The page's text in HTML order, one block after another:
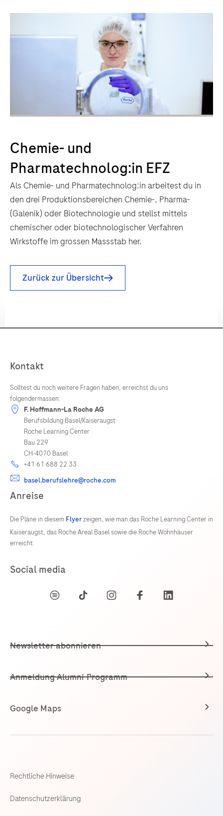
Chemie- und
Pharmatechnolog:in EFZ
Als Chemie- und Pharmatechnolog:in arbeitest du in
den drei Produktionsbereichen Chemie-, Pharma-
(Galenik) oder Biotechnologie und stellst mittels
chemischer oder biotechnologischer Verfahren
Wirkstoffe im grossen Massstab her.
Zurück zur Übersicht
Kontakt
Solltest du noch weitere Fragen haben, erreichst du uns
folgendermassen:
F. Hoffmann-La Roche AG
Berufsbildung Basel/Kaiseraugst
Roche Learning Center
Bau 229
CH-4070 Basel
+41 61 688 22 33
basel.berufslehre@roche.com
Anreise
Die Pläne in diesem Flyerzeigen, wie man das Roche Learning Center in
Kaiseraugst, das Roche Areal Basel sowie die Roche Wohnhäuser
erreicht.
Social media
Newsletter abonnieren
Anmeldung Alumni-Programm
Google Maps
Rechtliche Hinweise
Datenschutzerklärung